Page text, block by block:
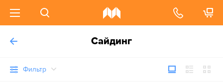
Сайдинг
Фильтр